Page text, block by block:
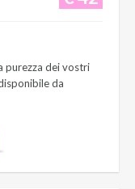
purezza dei vostri
da